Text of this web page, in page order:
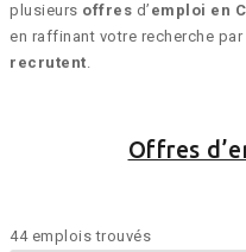
plusieurs offres d’ emploi en
en raffinant votre recherche
recrutent.
Offres
44 emplois trouvés